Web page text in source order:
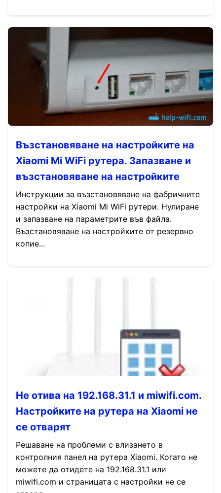
Възстановяване на настройките на
Xiaomi Mi WiFi рутера. Запазване и
възстановяване на настройките
Инструкции за възстановяване на фабричните
настройки на Xiaomi Mi WiFi рутери. Нулиране
и запазване на параметрите във файла.
Възстановяване на настройките от резервно
копие...
Не отива на 192.168.31.1 и miwifi.com.
Настройките на рутера на Xiaomi не
се отварят
Решаване на проблеми с влизането в
контролния панел на рутера Xiaomi. Когато не
можете да отидете на 192.168.31.1 или
miwifi.com и страницата с настройки не се